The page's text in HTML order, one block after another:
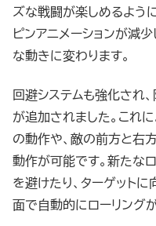
ズな戦闘が楽しめるよう
ピンアニメーションが減
な動きに変わります。
回避システムも強化され
が追加されました。これ
の動作や、敵の前方と右
動作が可能です。新たな
を避けたり、ターゲット
面で自動的にローリング